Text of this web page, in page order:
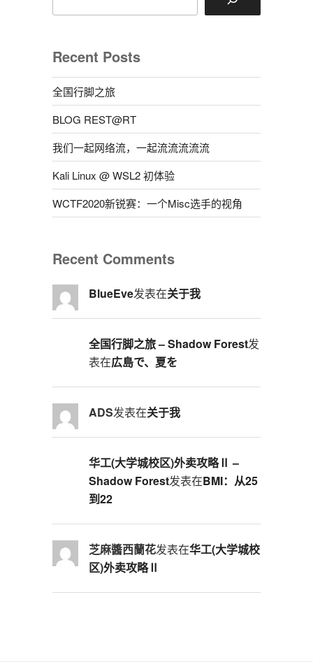
Recent Posts
全国行脚之旅
BLOG REST@RT
我们一起网络流，一起流流流流流
Kali Linux @ WSL2 初体验
WCTF2020新锐赛：一个Misc选手的视角
Recent Comments
BlueEve发表在关于我
全国行脚之旅 – Shadow Forest发
表在広島で、夏を
ADS发表在关于我
华工(大学城校区)外卖攻略Ⅱ –
Shadow Forest发表在BMI：从25
到22
芝麻醬西蘭花发表在华工(大学城校
区)外卖攻略Ⅱ